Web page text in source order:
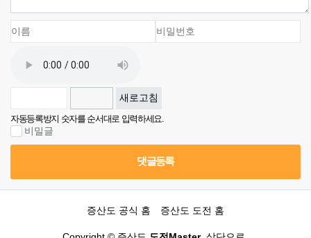
새로고침
자동등록방지 숫자를 순서대로 입력하세요.
비밀글
댓글등록
증산도 공식 홈 증산도 도전 홈